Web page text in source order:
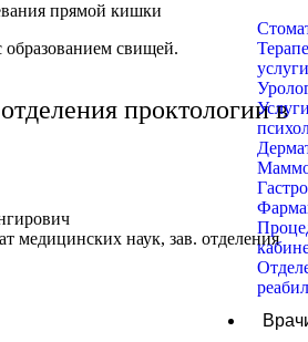
услуги
прямой кишки
образованием свищей.
проктологии в
медицинских наук, зав. отделения